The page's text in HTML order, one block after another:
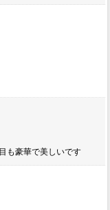
も豪華で美しいです